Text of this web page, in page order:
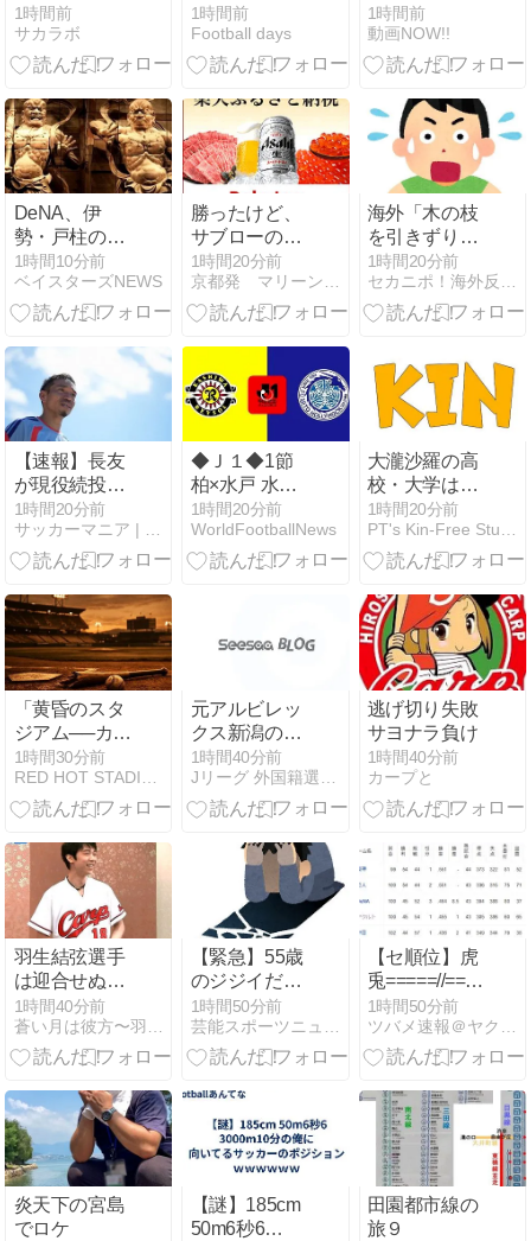
眞…国際移籍
はFIFA規定で
出来ないから
らドルトムン
トクラスあり
えるかｗｗｗ
ｗ
1時間前
サカラボ
眞…国際移籍
はFIFA規定で
出来ないから
らドルトムン
トクラスあり
えるかｗｗｗ
ｗ
1時間前
Football days
演する 東武鉄
道 のCM「進
もう、きっと
ら。」篇
1時間前
動画NOW!!
DeNA、伊
勢・戸柱の金
剛力士バッテ
リーが躍動！
相川監督「伊
面でしっかり
止めてくれ
た」
1時間10分前
ベイスターズNEWS
勝ったけど、
サブローのサ
インミス？
1時間20分前
京都発 マリーンズ、沖縄、ロックンロール、なblog
海外「木の枝
を引きずりな
がらゆっくり
と道路を横断
する動物ｗ
ようなその姿
が話題に【海
外の反応】
1時間20分前
セカニポ！海外反応の解説とまとめ
【速報】長友
が現役続投
へ！J1初優勝
のためFC東京
と再契約
1時間20分前
サッカーマニア | 2chまとめブログ
◆Ｊ１◆1節
柏×水戸 水戸
内野のGで一
矢も垣田と小
泉のゴールで
1時間20分前
WorldFootballNews
大瀧沙羅の高
校・大学はど
こ？出身やプ
ロフィール・
学歴・経歴を
1時間20分前
PT's Kin-Free Studio
「黄昏のスタ
ジアム──カー
プ崩壊と広島
スポーツの明
暗
1時間30分前
RED HOT STADIUM by pridegreen
元アルビレッ
クス新潟のグ
スタボ・ネス
カウが富川FC
1995に移籍
1時間40分前
Jリーグ 外国籍選手情報
逃げ切り失敗
サヨナラ負け
1時間40分前
カープと
羽生結弦選手
は迎合せぬま
ま！顔が優し
くなる理由か
1時間40分前
【緊急】55歳
のジジイだが
とんでもない
ことになっ
た・・・・・・
1時間50分前
【セ順位】虎
兎=====//===‐
星=燕==竜=‐鯉
【8/8】
1時間50分前
炎天下の宮島
でロケ
【謎】185cm
50m6秒6
田園都市線の
旅９